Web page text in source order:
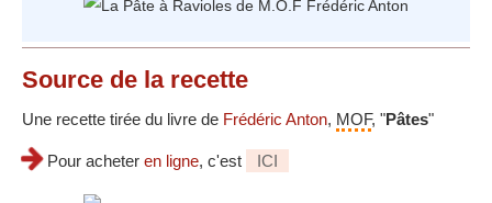
Source de la recette
Une recette tirée du livre de Frédéric Anton, MOF, "Pâtes"
Pour acheter en ligne, c'est ICI